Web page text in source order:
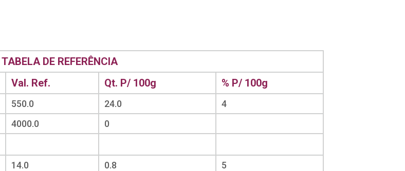
TABELA DE REFERÊNCIA
Val. Ref. Qt. P/ 100g % P/ 100g
550.0 24.0
4
4000.0 0
14.0 0.8
5